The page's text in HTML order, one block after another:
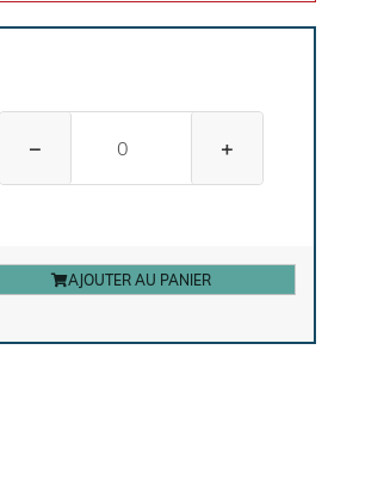
− +
AJOUTER AU PANIER